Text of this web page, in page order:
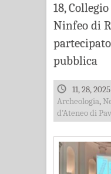
18,
Ninfeo di
pubblica
11, 28, 2025
Archeologia,
d'Ateneo di